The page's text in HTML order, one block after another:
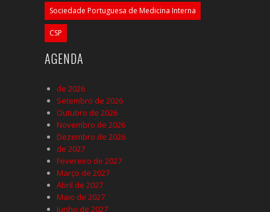
Sociedade Portuguesa de Medicina Interna
CSP
AGENDA
de 2026
Setembro de 2026
Outubro de 2026
Novembro de 2026
Dezembro de 2026
de 2027
Fevereiro de 2027
Março de 2027
Abril de 2027
Maio de 2027
Junho de 2027